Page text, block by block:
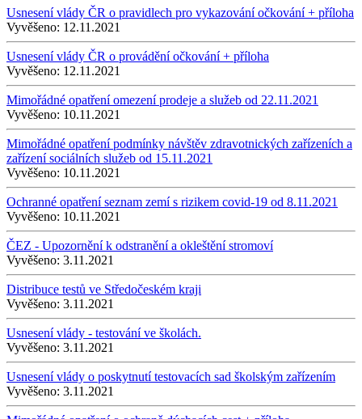
Usnesení vlády ČR o pravidlech pro vykazování očkování + příloha
Vyvěšeno: 12.11.2021
Usnesení vlády ČR o provádění očkování + příloha
Vyvěšeno: 12.11.2021
Mimořádné opatření omezení prodeje a služeb od 22.11.2021
Vyvěšeno: 10.11.2021
Mimořádné opatření podmínky návštěv zdravotnických zařízeních a
zařízení sociálních služeb od 15.11.2021
Vyvěšeno: 10.11.2021
Ochranné opatření seznam zemí s rizikem covid-19 od 8.11.2021
Vyvěšeno: 10.11.2021
ČEZ - Upozornění k odstranění a okleštění stromoví
Vyvěšeno: 3.11.2021
Distribuce testů ve Středočeském kraji
Vyvěšeno: 3.11.2021
Usnesení vlády - testování ve školách.
Vyvěšeno: 3.11.2021
Usnesení vlády o poskytnutí testovacích sad školským zařízením
Vyvěšeno: 3.11.2021